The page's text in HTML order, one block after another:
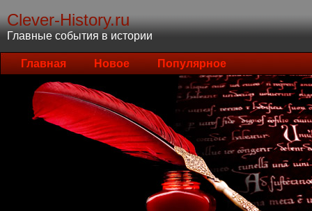
Clever-History.ru
Главные события в истории
Главная Новое Популярное